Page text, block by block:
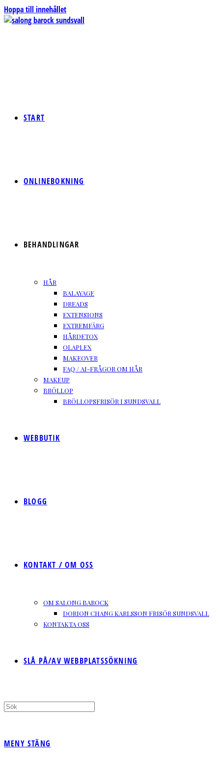
Hoppa till innehållet
START
ONLINEBOKNING
BEHANDLINGAR
HÅR
BALAYAGE
DREADS
EXTENSIONS
EXTREMFÄRG
HÅRDETOX
OLAPLEX
MAKEOVER
FAQ / AI-FRÅGOR OM HÅR
MAKEUP
BRÖLLOP
BRÖLLOPSFRISÖR I SUNDSVALL
WEBBUTIK
BLOGG
KONTAKT / OM OSS
OM SALONG BAROCK
DORION CHANG KARLSSON FRISÖR SUNDSVALL
KONTAKTA OSS
SLÅ PÅ/AV WEBBPLATSSÖKNING
MENY STÄNG